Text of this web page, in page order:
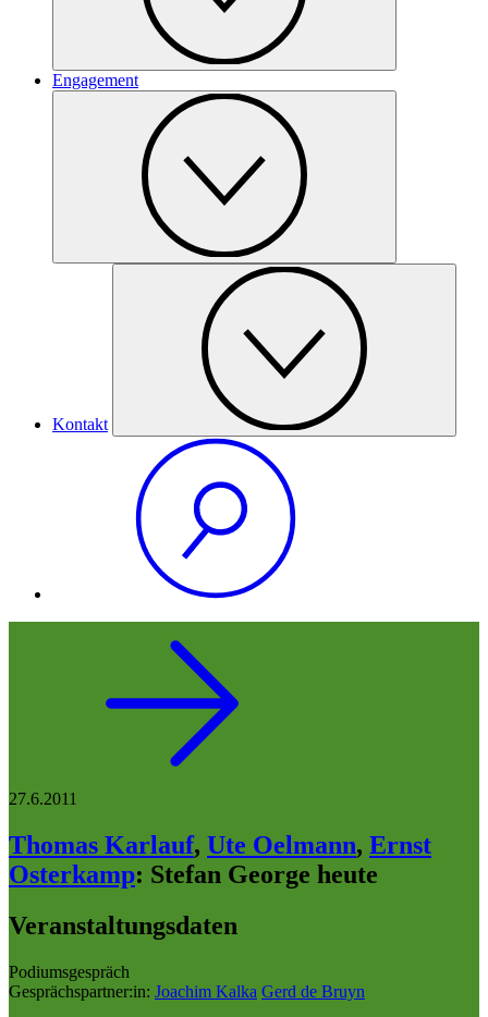
Engagement
Kontakt
27.6.2011
Thomas Karlauf, Ute Oelmann, Ernst
Osterkamp: Stefan George heute
Veranstaltungsdaten
Podiumsgespräch
Gesprächspartner:in: Joachim Kalka Gerd de Bruyn